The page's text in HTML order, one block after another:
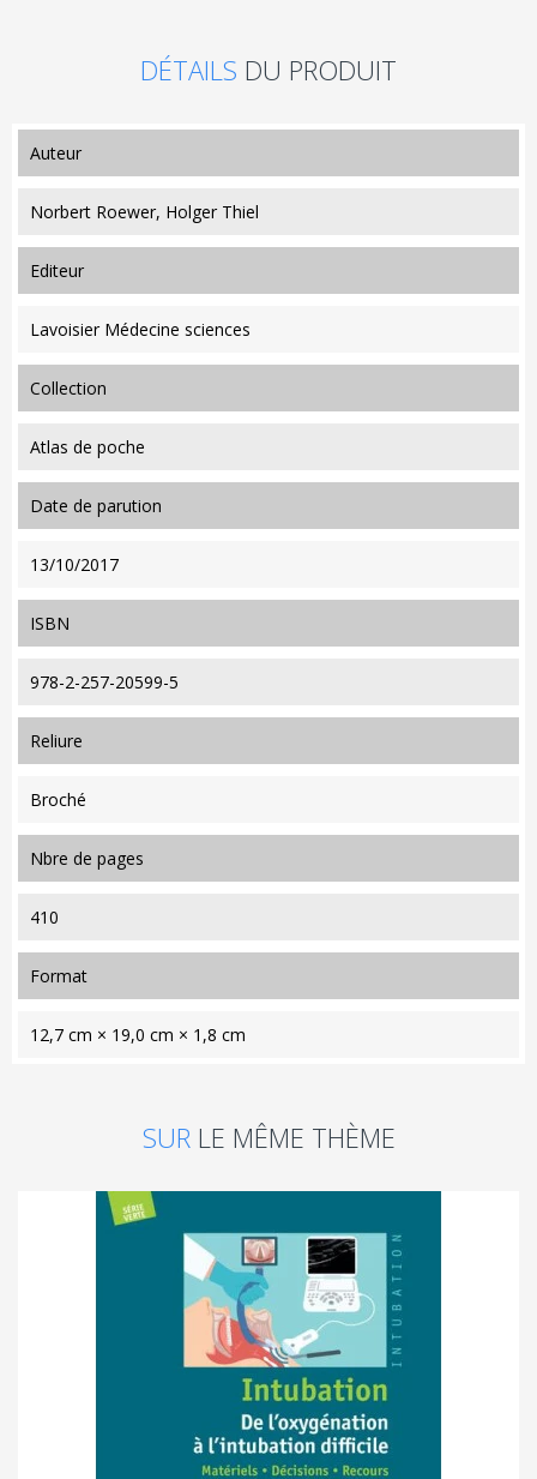
DÉTAILS DU PRODUIT
auteur
Norbert Roewer, Holger Thiel
editeur
Lavoisier Médecine sciences
collection
Atlas de poche
date de parution
13/10/2017
ISBN
978-2-257-20599-5
reliure
Broché
nbre de pages
410
format
12,7 cm × 19,0 cm × 1,8 cm
SUR LE MÊME THÈME